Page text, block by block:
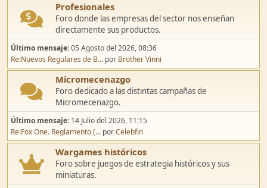
Profesionales
Foro donde las empresas del sector nos enseñan
directamente sus productos.
Último mensaje:05 Agosto del 2026, 08:36
Re:Nuevos Regulares de B... por Brother Vinni
Micromecenazgo
Foro dedicado a las distintas campañas de
Micromecenazgo.
Último mensaje: 14 Julio del 2026, 11:15
Re:Fox One. Reglamento (... porCelebfin
Wargames históricos
Foro sobre juegos de estrategia históricos y sus
miniaturas.